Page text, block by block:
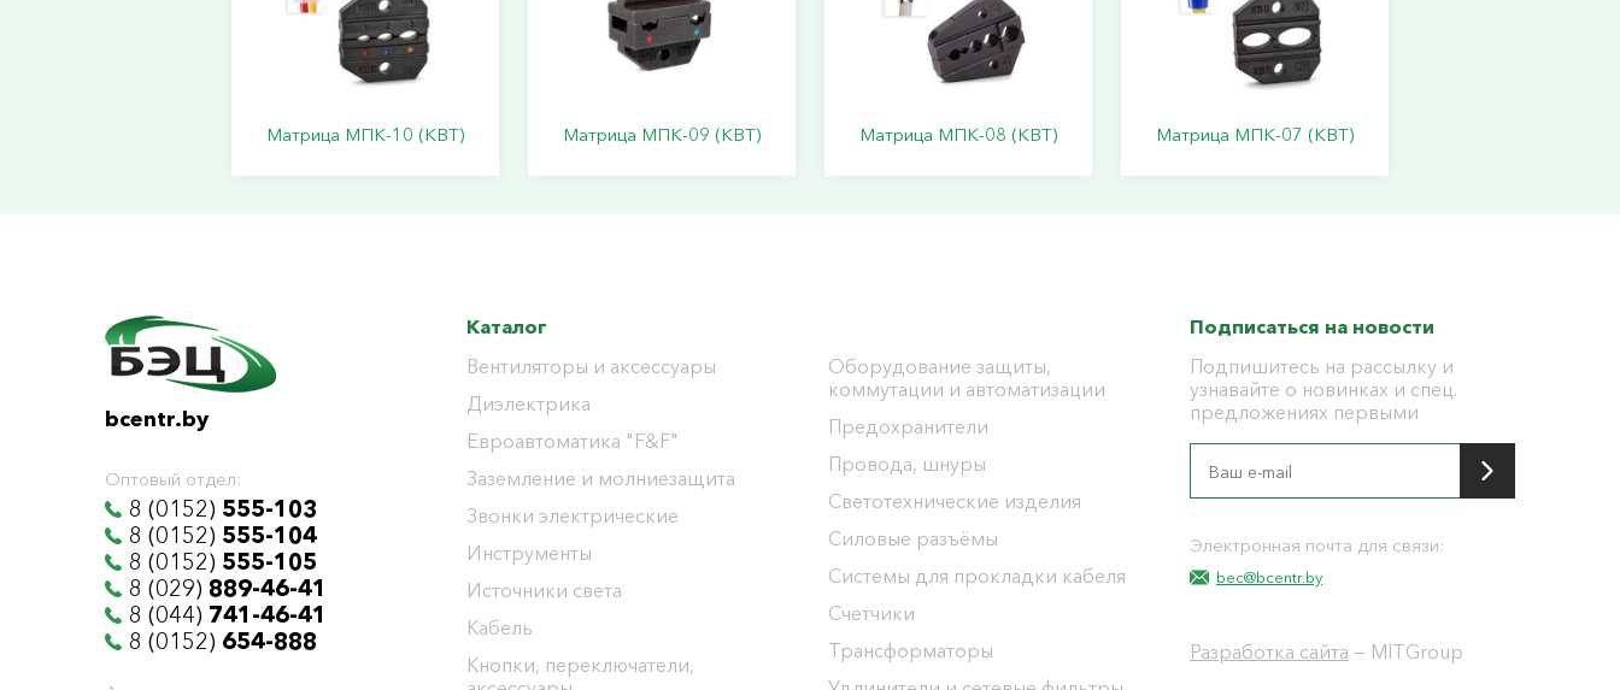
Матрица МПК-10 (КВТ) Матрица МПК-09 (КВТ) Матрица МПК-08 (КВТ) Матрица МПК-07 (КВТ)
bcentr.by
Оптовый отдел:
8 (0152) 555-103
8 (0152) 555-104
8 (0152) 555-105
8 (029) 889-46-41
8 (044) 741-46-41
8 (0152) 654-888
Каталог
Вентиляторы и аксессуары
Диэлектрика
Евроавтоматика "F&F"
Заземление и молниезащита
Звонки электрические
Инструменты
Источники света
Кабель
Кнопки, переключатели,
Оборудование защиты,
коммутации и автоматизации
Предохранители
Провода, шнуры
Светотехнические изделия
Силовые разъёмы
Системы для прокладки кабеля
Счетчики
Трансформаторы
Подписаться на новости
Подпишитесь на рассылку и
узнавайте о новинках и спец.
предложениях первыми
Электронная почта для связи:
bec@bcentr.by
Разработка сайта — MITGroup